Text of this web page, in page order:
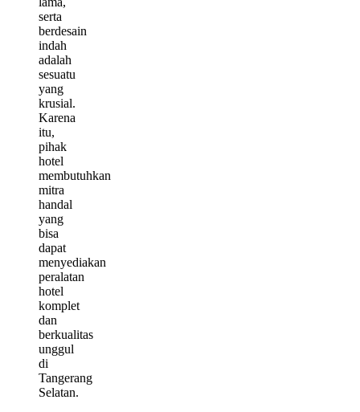
serta
berdesain
indah
adalah
sesuatu
yang
krusial.
Karena
itu,
pihak
hotel
membutuhkan
mitra
handal
yang
bisa
dapat
menyediakan
peralatan
hotel
komplet
dan
berkualitas
unggul
di
Tangerang
Selatan.